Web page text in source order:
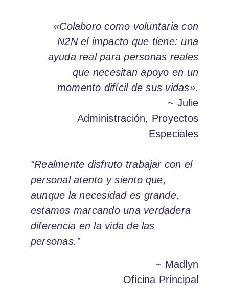
«Colaboro como voluntaria con
N2N el impacto que tiene: una
ayuda real para personas reales
que necesitan apoyo en un
momento difícil de sus vidas».
~ Julie
Administración, Proyectos
Especiales
“Realmente disfruto trabajar con el
personal atento y siento que,
aunque la necesidad es grande,
estamos marcando una verdadera
diferencia en la vida de las
personas.”
~ Madlyn
Oficina Principal